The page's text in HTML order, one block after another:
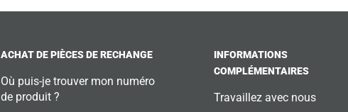
ACHAT DE PIÈCES DE RECHANGE
Où puis-je trouver mon numéro
de produit ?
INFORMATIONS
COMPLÉMENTAIRES
Travaillez avec nous